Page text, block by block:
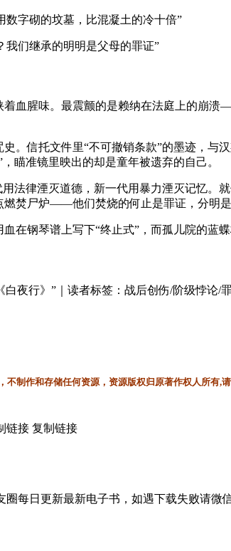
数字砌的坟墓，比混凝土的冷十倍”
我们继承的明明是父母的罪证”
血腥味。最震颤的是赖纳在法庭上的崩
。信托文件里“不可撤销条款”的墨迹，
瞄准镜里映出的却是童年被遗弃的自己。
法律湮灭道德，新一代用暴力湮灭记忆。
焚尸炉——他们焚烧的何止是罪证，分明是
在钢琴谱上写下“终止式”，而孤儿院的
白夜行》”｜读者标签：战后创伤/阶级悖论/罪
不制作和存储任何资源，资源版权归原著作权人所
链接 复制链接
圈每日更新最新电子书，如遇下载失败请微